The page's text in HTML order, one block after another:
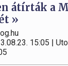
átírták a
»
15:05 |